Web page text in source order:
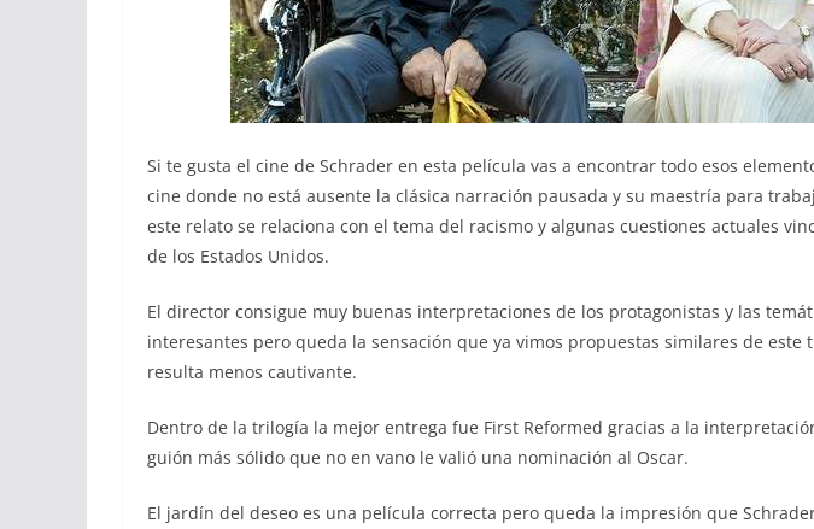
Si te gusta el cine de Schrader en esta película vas a encontrar todo esos
cine donde no está ausente la clásica narración pausada y su maestría para
este relato se relaciona con el tema del racismo y algunas cuestiones actuales
de los Estados Unidos.
El director consigue muy buenas interpretaciones de los protagonistas y las
interesantes pero queda la sensación que ya vimos propuestas similares de este
resulta menos cautivante.
Dentro de la trilogía la mejor entrega fue First Reformed gracias a la
guión más sólido que no en vano le valió una nominación al Oscar.
El jardín del deseo es una película correcta pero queda la impresión que